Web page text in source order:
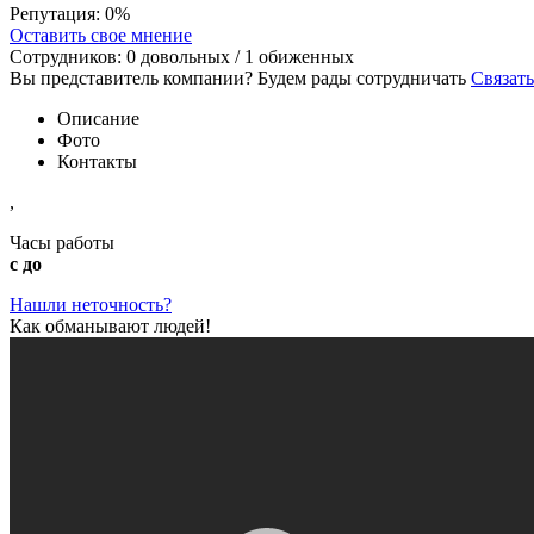
Репутация: 0%
Оставить свое мнение
Сотрудников: 0 довольных / 1 обиженных
Вы представитель компании? Будем рады сотрудничать
Описание
Фото
Контакты
,
Часы работы
с до
Нашли неточность?
Как обманывают людей!